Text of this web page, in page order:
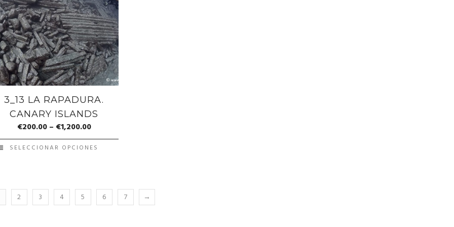
3_13 LA RAPADURA.
CANARY ISLANDS
€200.00– €1,200.00
SELECCIONAR OPCIONES
2 3 4 5 6 7 →